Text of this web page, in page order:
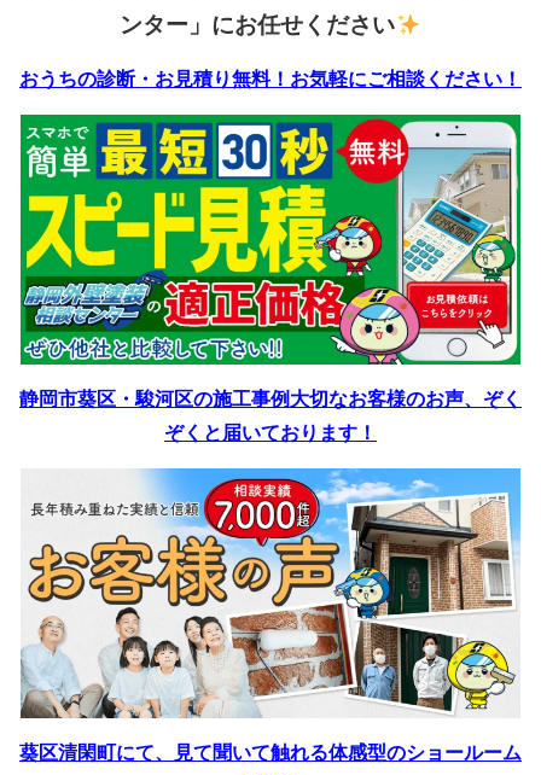
ンター」にお任せください
おうちの診断・お見積り無料！お気軽にご相談ください！
静岡市葵区・駿河区の施工事例 大切なお客様のお声、ぞく
ぞくと届いております！
葵区清閑町にて、見て聞いて触れる体感型のショールーム